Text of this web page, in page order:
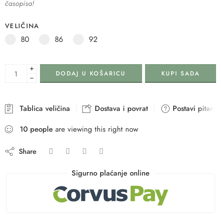
časopisa!
VELIČINA
80 86 92
+
−
DODAJ U KOŠARICU KUPI SADA
Tablica veličina Dostava i povrat
Postavi pitanje
10 people are viewing this right now
Share
Sigurno plaćanje online